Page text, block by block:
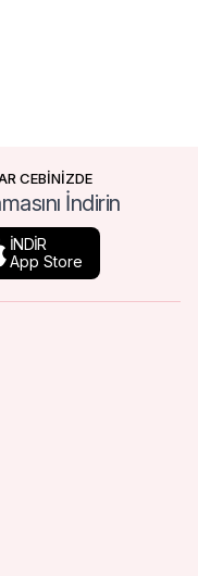
CEBİNİZDE
İndirin
İNDİR
App Store